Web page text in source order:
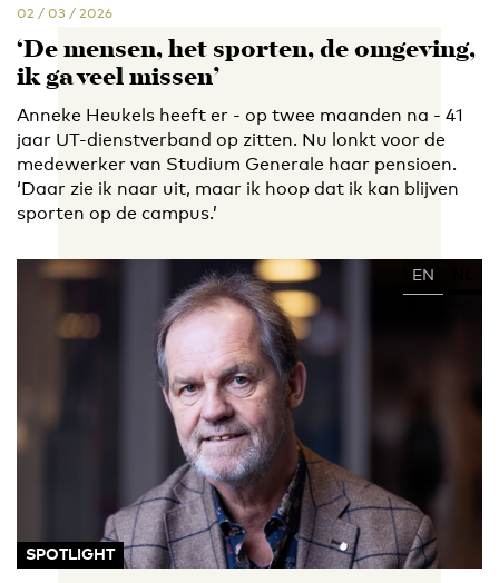
02 / 03 / 2026
‘De mensen, het sporten, de omgeving,
ik ga veel missen’
Anneke Heukels heeft er - op twee maanden na - 41
jaar UT-dienstverband op zitten. Nu lonkt voor de
medewerker van Studium Generale haar pensioen.
‘Daar zie ik naar uit, maar ik hoop dat ik kan blijven
sporten op de campus.’
EN
SPOTLIGHT